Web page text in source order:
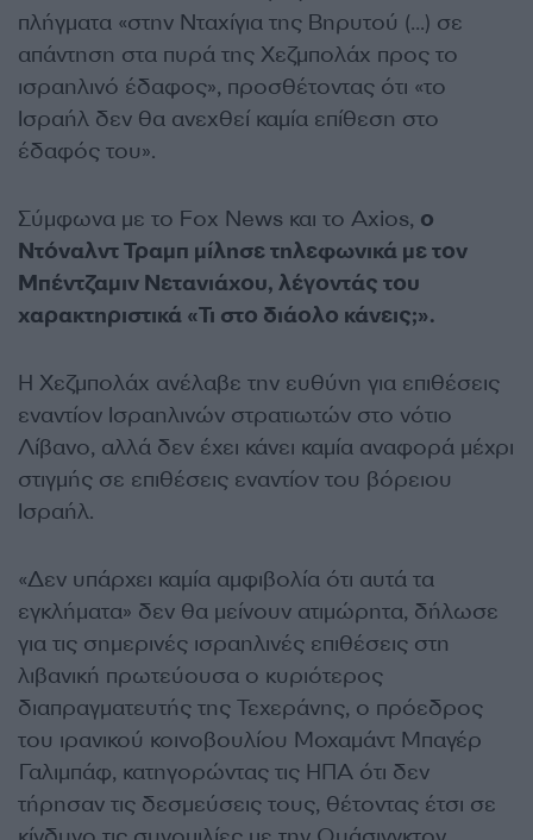
πλήγματα «στην Νταχίγια της Βηρυτού (…) σε
απάντηση στα πυρά της Χεζμπολάχ προς το
ισραηλινό έδαφος», προσθέτοντας ότι «το
Ισραήλ δεν θα ανεχθεί καμία επίθεση στο
έδαφός του».
Σύμφωνα με το Fox News και το Axios, ο
Ντόναλντ Τραμπ μίλησε τηλεφωνικά με τον
Μπέντζαμιν Νετανιάχου, λέγοντάς του
χαρακτηριστικά «Τι στο διάολο κάνεις;».
Η Χεζμπολάχ ανέλαβε την ευθύνη για επιθέσεις
εναντίον Ισραηλινών στρατιωτών στο νότιο
Λίβανο, αλλά δεν έχει κάνει καμία αναφορά μέχρι
στιγμής σε επιθέσεις εναντίον του βόρειου
Ισραήλ.
«Δεν υπάρχει καμία αμφιβολία ότι αυτά τα
εγκλήματα» δεν θα μείνουν ατιμώρητα, δήλωσε
για τις σημερινές ισραηλινές επιθέσεις στη
λιβανική πρωτεύουσα ο κυριότερος
διαπραγματευτής της Τεχεράνης, ο πρόεδρος
του ιρανικού κοινοβουλίου Μοχαμάντ Μπαγέρ
Γαλιμπάφ, κατηγορώντας τις ΗΠΑ ότι δεν
τήρησαν τις δεσμεύσεις τους, θέτοντας έτσι σε